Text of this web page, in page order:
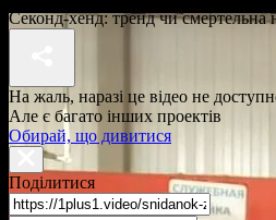
Секонд-хенд: тренд чи смертельна
На жаль, наразі це відео не
Але є багато інших проектів
Обирай, що дивитися
Поділитися